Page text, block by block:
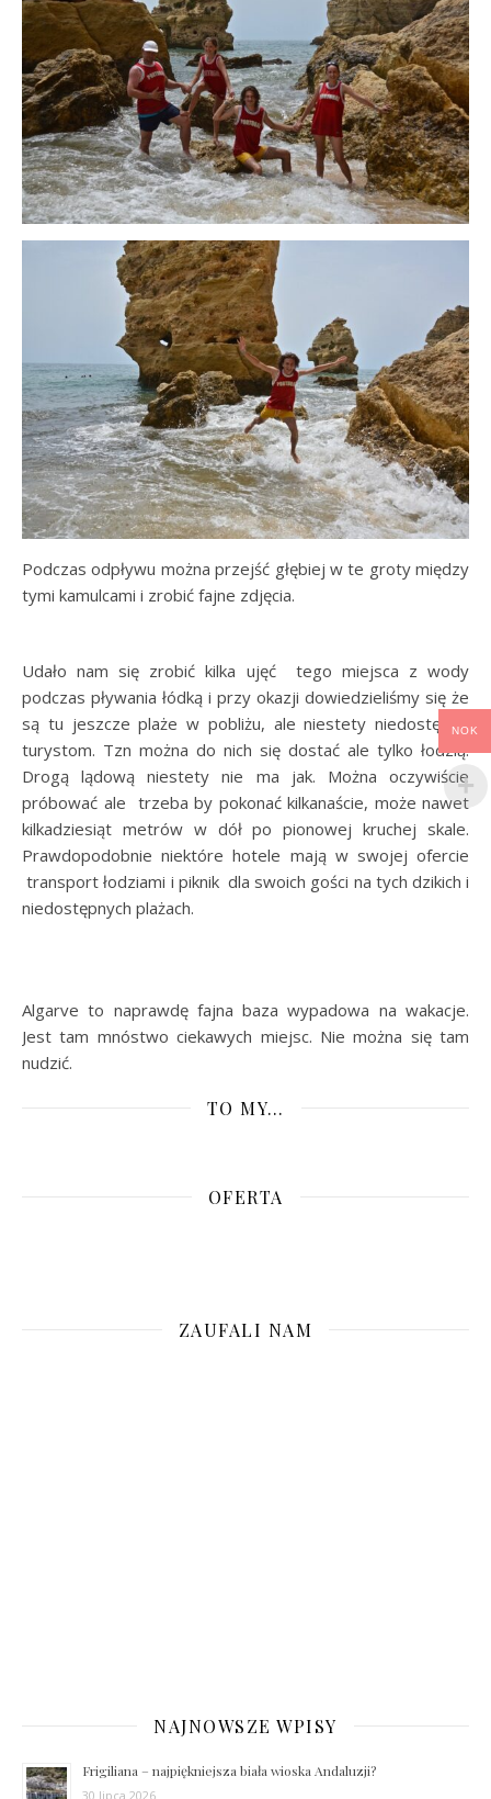
Podczas odpływu można przejść głębiej w te groty między
tymi kamulcami i zrobić fajne zdjęcia.
Udało nam się zrobić kilka ujęć tego miejsca z wody
podczas pływania łódką i przy okazji dowiedzieliśmy się że
są tu jeszcze plaże w pobliżu, ale niestety niedostępne
turystom. Tzn można do nich się dostać ale tylko łodzią.
Drogą lądową niestety nie ma jak. Można oczywiście
próbować ale trzeba by pokonać kilkanaście, może nawet
kilkadziesiąt metrów w dół po pionowej kruchej skale.
Prawdopodobnie niektóre hotele mają w swojej ofercie
transport łodziami i piknik dla swoich gości na tych dzikich i
niedostępnych plażach.
Algarve to naprawdę fajna baza wypadowa na wakacje.
Jest tam mnóstwo ciekawych miejsc. Nie można się tam
nudzić.
TO MY…
OFERTA
ZAUFALI NAM
NAJNOWSZE WPISY
Frigiliana – najpiękniejsza biała wioska Andaluzji?
30 lipca 2026
NOK